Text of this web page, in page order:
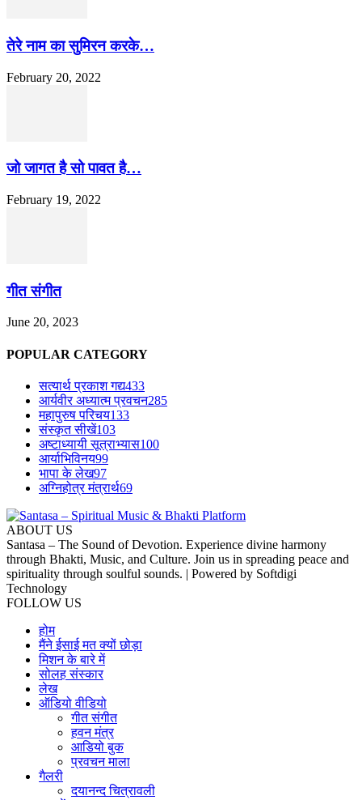
तेरे नाम का सुमिरन करके…
February 20, 2022
जो जागत है सो पावत है…
February 19, 2022
गीत संगीत
June 20, 2023
POPULAR CATEGORY
सत्यार्थ प्रकाश गद्य433
आर्यवीर अध्यात्म प्रवचन285
महापुरुष परिचय133
संस्कृत सीखें103
अष्टाध्यायी सूत्राभ्यास100
आर्याभिविनय99
भापा के लेख97
अग्निहोत्र मंत्रार्थ69
ABOUT US
Santasa – The Sound of Devotion. Experience divine harmony
through Bhakti, Music, and Culture. Join us in spreading peace and
spirituality through soulful sounds. | Powered by Softdigi
Technology
FOLLOW US
होम
मैंने ईसाई मत क्यों छोड़ा
मिशन के बारे में
सोलह संस्कार
लेख
ऑडियो वीडियो
गीत संगीत
हवन मंत्र
आडियो बुक
प्रवचन माला
गैलरी
दयानन्द चित्रावली